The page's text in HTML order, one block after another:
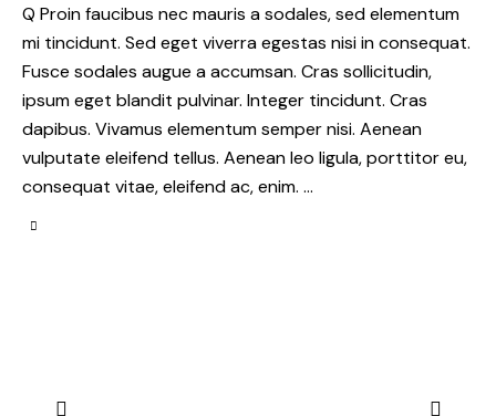
Q Proin faucibus nec mauris a sodales, sed elementum
mi tincidunt. Sed eget viverra egestas nisi in consequat.
Fusce sodales augue a accumsan. Cras sollicitudin,
ipsum eget blandit pulvinar. Integer tincidunt. Cras
dapibus. Vivamus elementum semper nisi. Aenean
vulputate eleifend tellus. Aenean leo ligula, porttitor eu,
consequat vitae, eleifend ac, enim. …